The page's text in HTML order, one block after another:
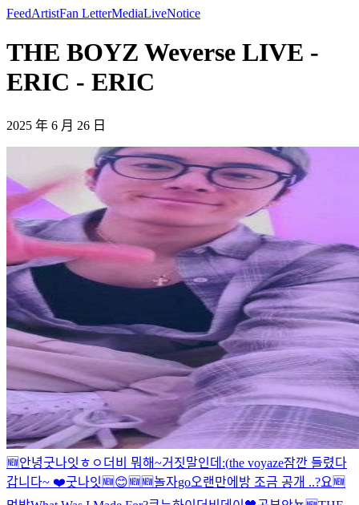
FeedArtistFan LetterMediaLiveNotice
THE BOYZ Weverse LIVE -
ERIC - ERIC
2025 年 6 月 26 日
🆕안녕굿나잇 ㅎㅇ 더비 뭐해~거짓말인데 :(the voyaze잠깐 들렸다
갑니다~ ❤️굿나잇 🆕😊🆕 🆕놀자go오랜만에 방 조금 공개 ..?요 🆕